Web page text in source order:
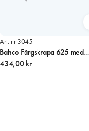
Art. nr 3045
Bahco Färgskrapa 625 med
vändbart trekantsskär
434,00 kr